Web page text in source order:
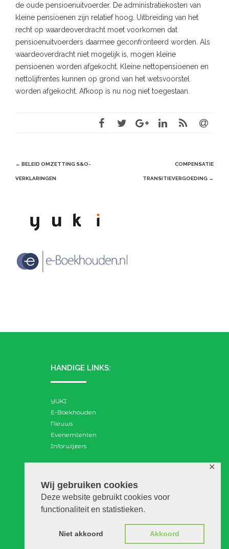
Wij gebruiken cookies
Deze website gebruikt cookies voor
functionaliteit en statistieken.
Niet akkoord Akkoord
✕
de oude pensioenuitvoerder. De administratiekosten van
kleine pensioenen zijn relatief hoog. Uitbreiding van het
recht op waardeoverdracht moet voorkomen dat
pensioenuitvoerders daarmee geconfronteerd worden. Als
waardeoverdracht niet mogelijk is, mogen kleine
pensioenen worden afgekocht. Kleine nettopensioenen en
nettolijfrentes kunnen op grond van het wetsvoorstel
worden afgekocht. Afkoop is nu nog niet toegestaan.
Post
navigation
← BELEID OMZETTING S&O-
VERKLARINGEN
COMPENSATIE
TRANSITIEVERGOEDING →
HANDIGE LINKS:
YUKI
E-Boekhouden
Nieuws
Evenemtenten
Inforwijzers
Search